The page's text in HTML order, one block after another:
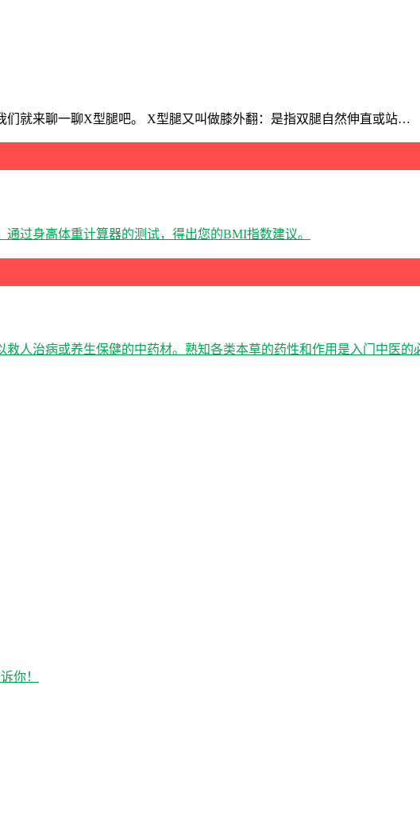
们就来聊一聊X型腿吧。 X型腿又叫做膝外翻：是指双腿自然伸直或站…
过身高体重计算器的测试，得出您的BMI指数建议。
人治病或养生保健的中药材。熟知各类本草的药性和作用是入门中医的
你！